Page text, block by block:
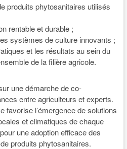
produits phytosanitaires utilisés
rentable et durable ;
systèmes de culture innovants ;
et les résultats au sein du
de la filière agricole.
une démarche de co-
entre agriculteurs et experts.
favorise l’émergence de solutions
et climatiques de chaque
une adoption efficace des
produits phytosanitaires.